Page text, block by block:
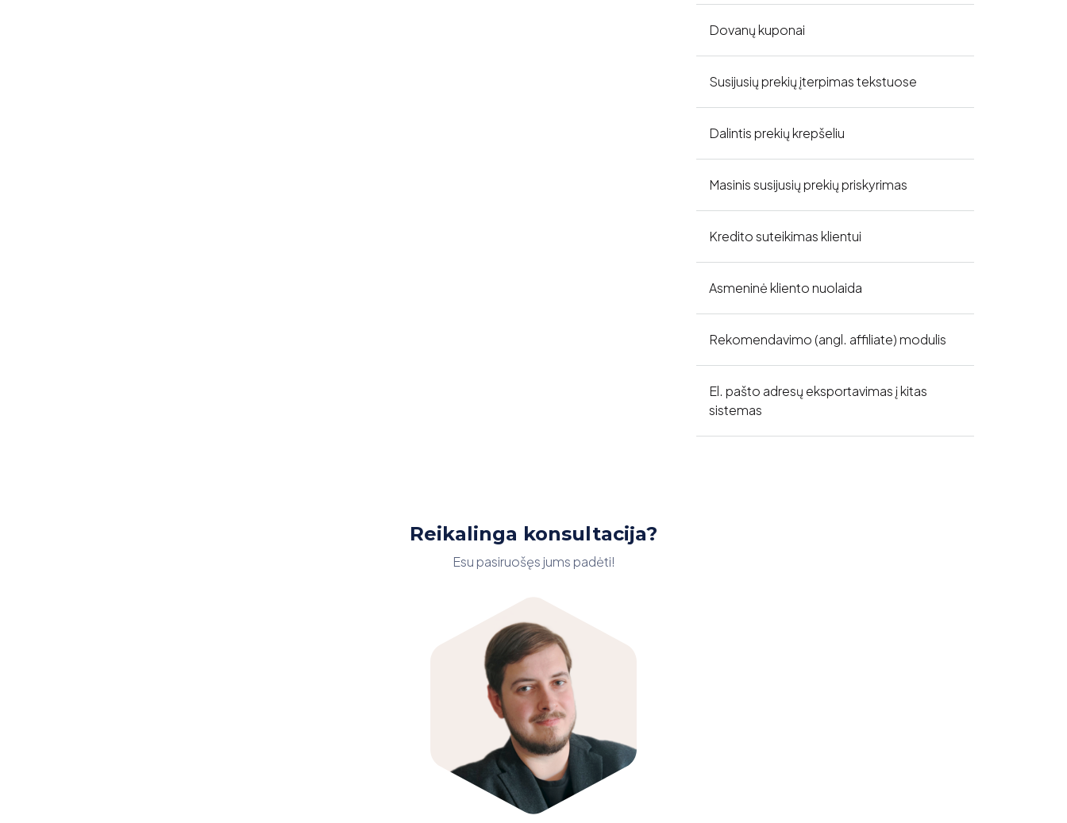
Dovanų kuponai
Susijusių prekių įterpimas tekstuose
Dalintis prekių krepšeliu
Masinis susijusių prekių priskyrimas
Kredito suteikimas klientui
Asmeninė kliento nuolaida
Rekomendavimo (angl. affiliate) modulis
El. pašto adresų eksportavimas į kitas
sistemas
Reikalinga konsultacija?
Esu pasiruošęs jums padėti!